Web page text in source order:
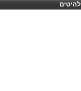
להיטים